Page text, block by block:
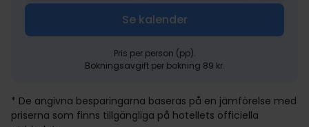
Se kalender
Pris per person (pp).
Bokningsavgift per bokning 89 kr.
* De angivna besparingarna baseras på en jämförelse med
priserna som finns tillgängliga på hotellets officiella